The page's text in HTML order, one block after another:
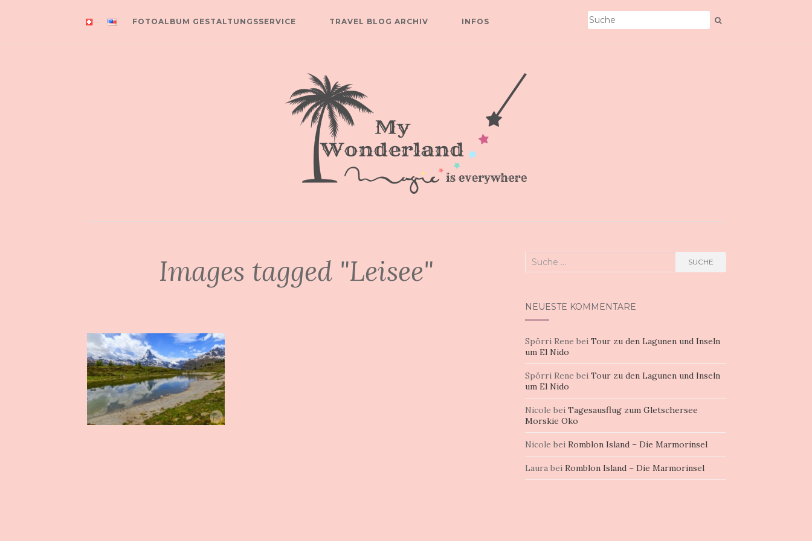
FOTOALBUM GESTALTUNGSSERVICE TRAVEL BLOG ARCHIV INFOS
Images tagged "Leisee"
Suche
SUCHE
NEUESTE KOMMENTARE
Spörri Rene bei Tour zu den Lagunen und Inseln
um El Nido
Spörri Rene bei Tour zu den Lagunen und Inseln
um El Nido
Nicole bei Tagesausflug zum Gletschersee
Morskie Oko
Nicole bei Romblon Island – Die Marmorinsel
Laurabei Romblon Island – Die Marmorinsel